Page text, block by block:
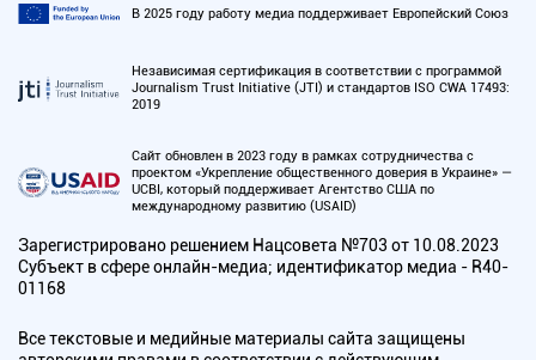
В 2025 году работу медиа поддерживает Европейский Союз
Независимая сертификация в соответствии с программой
Journalism Trust Initiative (JTI) и стандартов ISO CWA 17493:
2019
Сайт обновлен в 2023 году в рамках сотрудничества с
проектом «Укрепление общественного доверия в Украине» —
UCBI, который поддерживает Агентство США по
международному развитию (USAID)
Зарегистрировано решением Нацсовета №703 от 10.08.2023
Субъект в сфере онлайн-медиа; идентификатор медиа - R40-
01168
Все текстовые и медийные материалы сайта защищены